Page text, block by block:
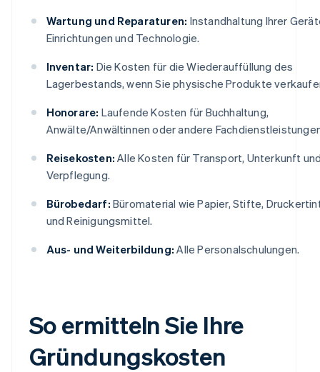
Wartung und Reparaturen: Instandhaltung Ihrer
Einrichtungen und Technologie.
Inventar: Die Kosten für die Wiederauffüllung des
Lagerbestands, wenn Sie physische Produkte
Honorare: Laufende Kosten für Buchhaltung,
Anwälte/Anwältinnen oder andere
Reisekosten: Alle Kosten für Transport, Unterkunft
Verpflegung.
Bürobedarf: Büromaterial wie Papier, Stifte,
und Reinigungsmittel.
Aus- und Weiterbildung: Alle Personalschulungen.
So ermitteln Sie Ihre
Gründungskosten